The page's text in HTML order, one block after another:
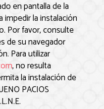
en pantalla de la
impedir la instalación
Por favor, consulte
de su navegador
Para utilizar
, no resulta
la instalación de
PACIOS